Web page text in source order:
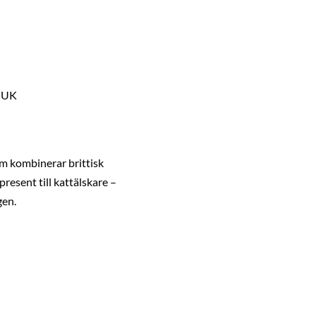
kombinerar brittisk
till kattälskare –